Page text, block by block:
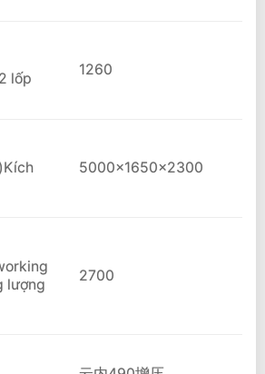
lốp
1260
5000x1650x2300
lượng
2700